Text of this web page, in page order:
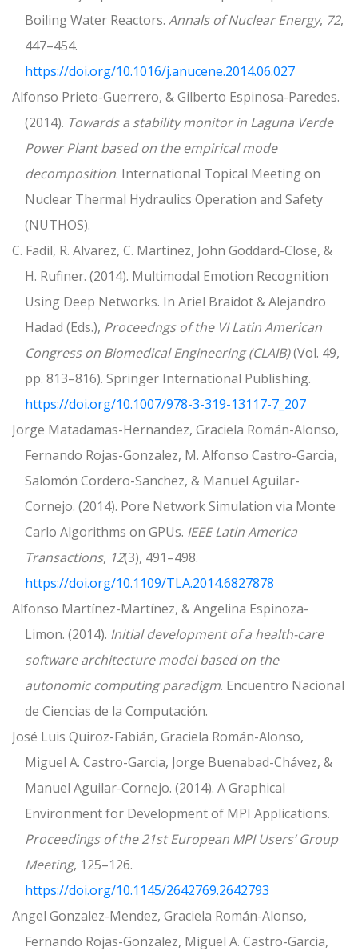
Boiling Water Reactors. Annals of Nuclear Energy, 72,
447–454.
https://doi.org/10.1016/j.anucene.2014.06.027
Alfonso Prieto-Guerrero, & Gilberto Espinosa-Paredes.
(2014). Towards a stability monitor in Laguna Verde
Power Plant based on the empirical mode
decomposition. International Topical Meeting on
Nuclear Thermal Hydraulics Operation and Safety
(NUTHOS).
C. Fadil, R. Alvarez, C. Martínez, John Goddard-Close, &
H. Rufiner. (2014). Multimodal Emotion Recognition
Using Deep Networks. In Ariel Braidot & Alejandro
Hadad (Eds.), Proceedngs of the VI Latin American
Congress on Biomedical Engineering (CLAIB)(Vol. 49,
pp. 813–816). Springer International Publishing.
https://doi.org/10.1007/978-3-319-13117-7_207
Jorge Matadamas-Hernandez, Graciela Román-Alonso,
Fernando Rojas-Gonzalez, M. Alfonso Castro-Garcia,
Salomón Cordero-Sanchez, & Manuel Aguilar-
Cornejo. (2014). Pore Network Simulation via Monte
Carlo Algorithms on GPUs. IEEE Latin America
Transactions, 12(3), 491–498.
https://doi.org/10.1109/TLA.2014.6827878
Alfonso Martínez-Martínez, & Angelina Espinoza-
Limon. (2014). Initial development of a health-care
software architecture model based on the
autonomic computing paradigm. Encuentro Nacional
de Ciencias de la Computación.
José Luis Quiroz-Fabián, Graciela Román-Alonso,
Miguel A. Castro-Garcia, Jorge Buenabad-Chávez, &
Manuel Aguilar-Cornejo. (2014). A Graphical
Environment for Development of MPI Applications.
Proceedings of the 21st European MPI Users’ Group
Meeting, 125–126.
https://doi.org/10.1145/2642769.2642793
Angel Gonzalez-Mendez, Graciela Román-Alonso,
Fernando Rojas-Gonzalez, Miguel A. Castro-Garcia,